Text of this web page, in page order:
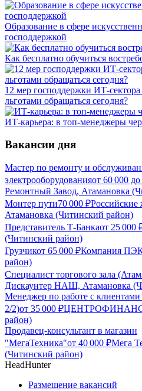
Образование в сфере
господдержкой
Как бесплатно обучиться
12 мер господдержки ИТ-
льготами обращаться сегодня?
ИТ-карьера: в топ-менеджеры
Вакансии дня
Мастер по ремонту и
электрооборудованияот 60 000 до
Ремонтный Завод, Атамановка
Монтер пути70 000 ₽Российские
Атамановка (Читинский район)
Представитель Т-Банкаот 25 000
(Читинский район)
Грузчикот 65 000 ₽Компания
район)
Специалист торгового зала
Дискаунтер НАШ, Атамановка
Менеджер по работе с
2/2)от 35 000 ₽ЦЕНТРОФИНАНС,
район)
Продавец-консультант в магазин
"МегаТехника"от 40 000 ₽Мега
(Читинский район)
HeadHunter
Размещение вакансий